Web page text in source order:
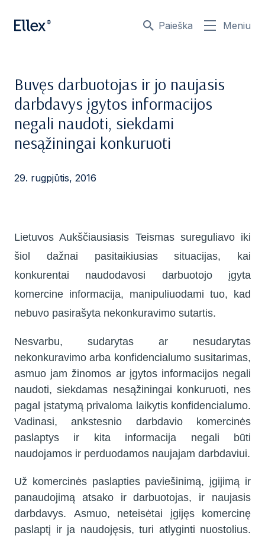
Paieška Meniu
Buvęs darbuotojas ir jo naujasis
darbdavys įgytos informacijos
negali naudoti, siekdami
nesąžiningai konkuruoti
29. rugpjūtis, 2016
Lietuvos Aukščiausiasis Teismas sureguliavo iki
šiol dažnai pasitaikiusias situacijas, kai
konkurentai naudodavosi darbuotojo įgyta
komercine informacija, manipuliuodami tuo, kad
nebuvo pasirašyta nekonkuravimo sutartis.
Nesvarbu, sudarytas ar nesudarytas
nekonkuravimo arba konfidencialumo susitarimas,
asmuo jam žinomos ar įgytos informacijos negali
naudoti, siekdamas nesąžiningai konkuruoti, nes
pagal įstatymą privaloma laikytis konfidencialumo.
Vadinasi, ankstesnio darbdavio komercinės
paslaptys ir kita informacija negali būti
naudojamos ir perduodamos naujajam darbdaviui.
Už komercinės paslapties paviešinimą, įgijimą ir
panaudojimą atsako ir darbuotojas, ir naujasis
darbdavys. Asmuo, neteisėtai įgijęs komercinę
paslaptį ir ja naudojęsis, turi atlyginti nuostolius.